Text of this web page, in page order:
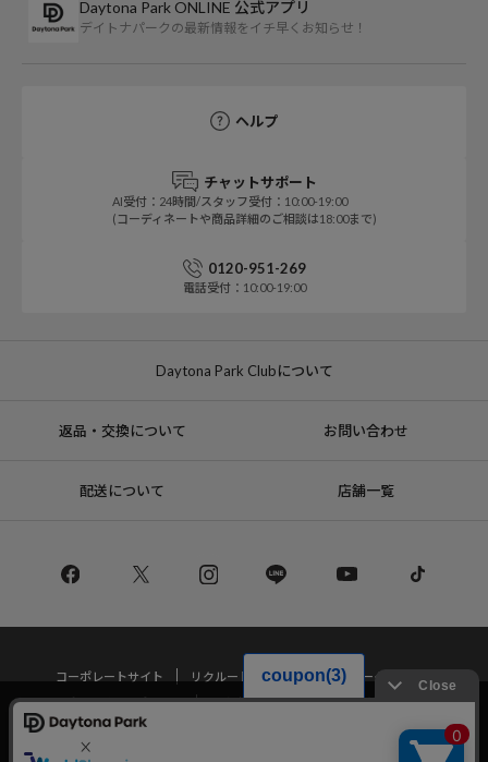
Daytona Park ONLINE 公式アプリ
デイトナパークの最新情報をイチ早くお知らせ！
ヘルプ
チャットサポート
AI受付：24時間/スタッフ受付：10:00-19:00
(コーディネートや商品詳細のご相談は18:00まで)
0120-951-269
電話受付：10:00-19:00
Daytona Park Clubについて
返品・交換について お問い合わせ
配送について 店舗一覧
コーポレートサイト リクルート
サステナブルマークについて
プライバシーポリシー
特定商取引法・古物営業法に基づく表記
当サイトでは利用体験の向上およびコンテンツの最適な提供、トラフィック
の分析を目的としてCookieを使用しています。